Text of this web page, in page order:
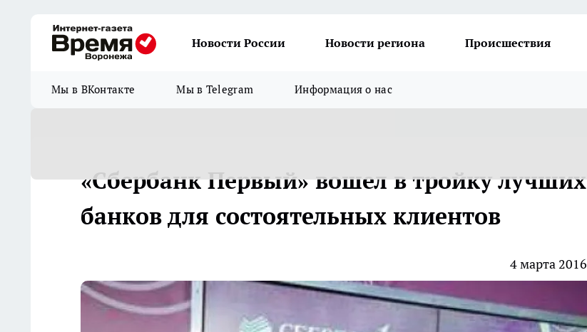
Новости России Новости региона Происшествия
Мы в ВКонтакте Мы в Telegram Информация о нас
«Сбербанк Первый» вошел в тройку лучших
банков для состоятельных клиентов
4 марта 2016